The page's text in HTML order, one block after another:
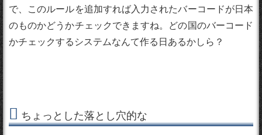
で、このルールを追加すれば入力されたバーコードが日本
のものかどうかチェックできますね。どの国のバーコード
かチェックするシステムなんて作る日あるかしら？
ちょっとした落とし穴的な